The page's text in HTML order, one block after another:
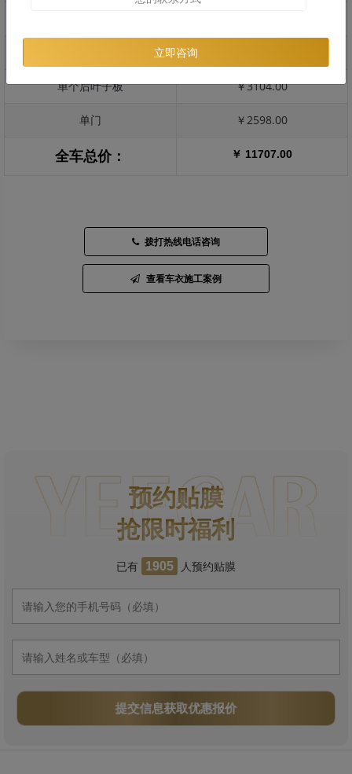
单个后叶子板 ￥3104.00
单门 ￥2598.00
全车总价： ￥ 11707.00
拨打热线电话咨询
查看车衣施工案例
预约贴膜
抢限时福利
已有 1905 人预约贴膜
提交信息获取优惠报价
立即咨询